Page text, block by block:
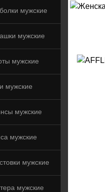
мужские
мужские
мужские
мужские
мужские
мужские
мужские
мужские